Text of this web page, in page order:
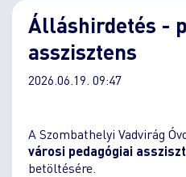
Álláshirdetés -
asszisztens
2026.06.19. 09:47
A Szombathelyi Vadvirág
városi pedagógiai
betöltésére.